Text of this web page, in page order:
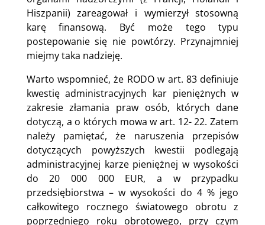
Hiszpanii) zareagował i wymierzył stosowną
karę finansową. Być może tego typu
postepowanie się nie powtórzy. Przynajmniej
miejmy taka nadzieję.
Warto wspomnieć, że RODO w art. 83 definiuje
kwestię administracyjnych kar pieniężnych w
zakresie złamania praw osób, których dane
dotyczą, a o których mowa w art. 12- 22. Zatem
należy pamiętać, że naruszenia przepisów
dotyczących powyższych kwestii podlegają
administracyjnej karze pieniężnej w wysokości
do 20 000 000 EUR, a w przypadku
przedsiębiorstwa – w wysokości do 4 % jego
całkowitego rocznego światowego obrotu z
poprzedniego roku obrotowego, przy czym